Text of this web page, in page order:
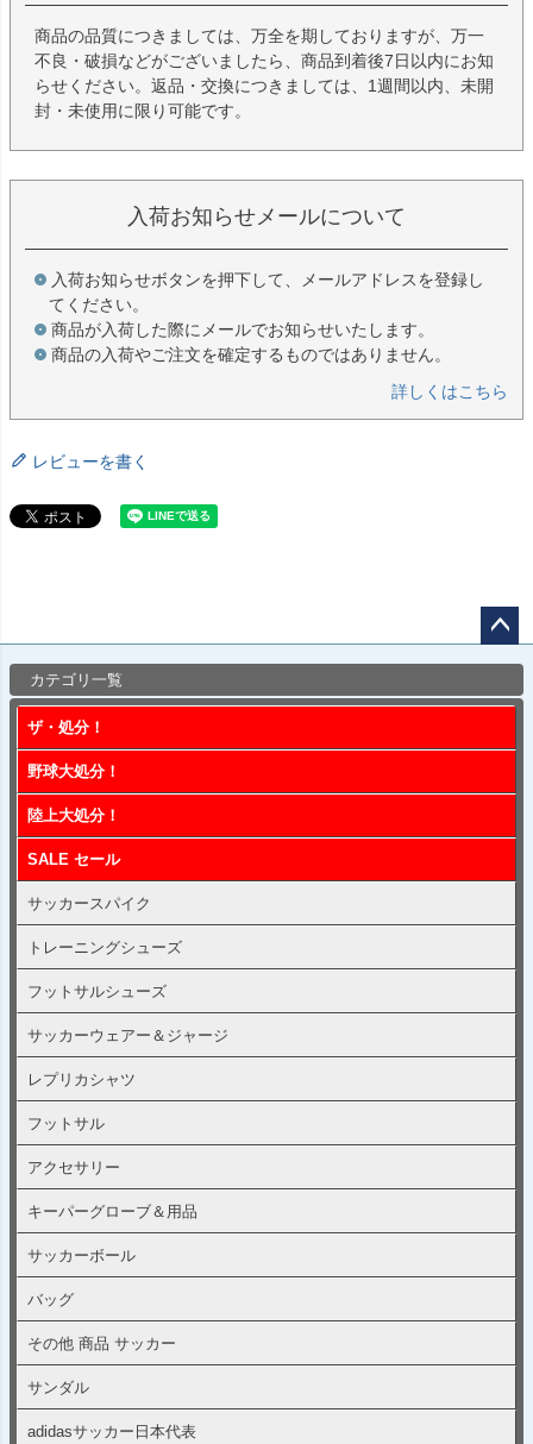
商品の品質につきましては、万全を期しておりますが、万一
不良・破損などがございましたら、商品到着後7日以内にお知
らせください。返品・交換につきましては、1週間以内、未開
封・未使用に限り可能です。
入荷お知らせメールについて
入荷お知らせボタンを押下して、メールアドレスを登録し
てください。
商品が入荷した際にメールでお知らせいたします。
商品の入荷やご注文を確定するものではありません。
詳しくはこちら
レビューを書く
カテゴリ一覧
ザ・処分！
野球大処分！
陸上大処分！
SALE セール
サッカースパイク
トレーニングシューズ
フットサルシューズ
サッカーウェアー＆ジャージ
レプリカシャツ
フットサル
アクセサリー
キーパーグローブ＆用品
サッカーボール
バッグ
その他 商品 サッカー
サンダル
adidasサッカー日本代表
ップ